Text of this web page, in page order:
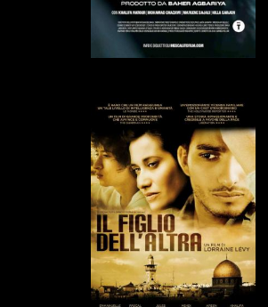
GUARDA IL TRAILER
VAI ALLA SCHEDA